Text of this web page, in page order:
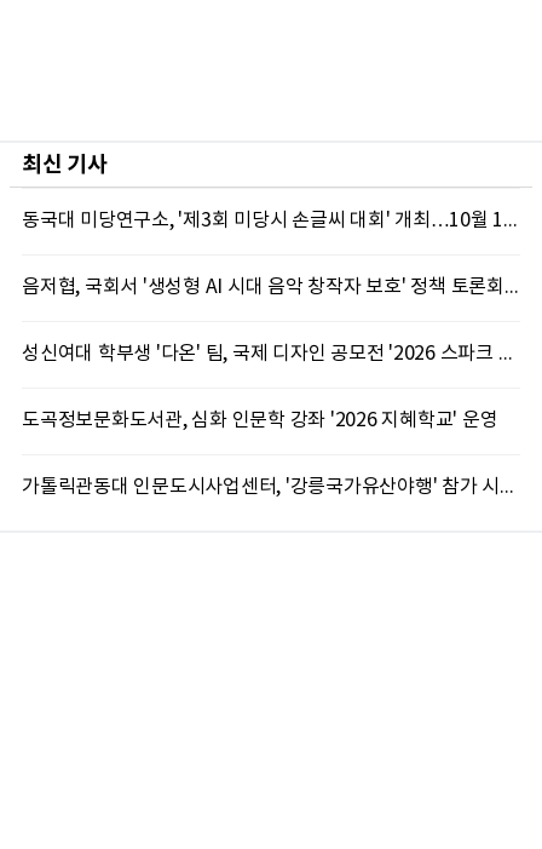
최신 기사
동국대 미당연구소, '제3회 미당시 손글씨 대회' 개최…10월 12일까지 접수
음저협, 국회서 '생성형 AI 시대 음악 창작자 보호' 정책 토론회 10일 개최
성신여대 학부생 '다온' 팀, 국제 디자인 공모전 '2026 스파크 어워드' 동상 수상
도곡정보문화도서관, 심화 인문학 강좌 '2026 지혜학교' 운영
가톨릭관동대 인문도시사업센터, '강릉국가유산야행' 참가 시민 15명 모집